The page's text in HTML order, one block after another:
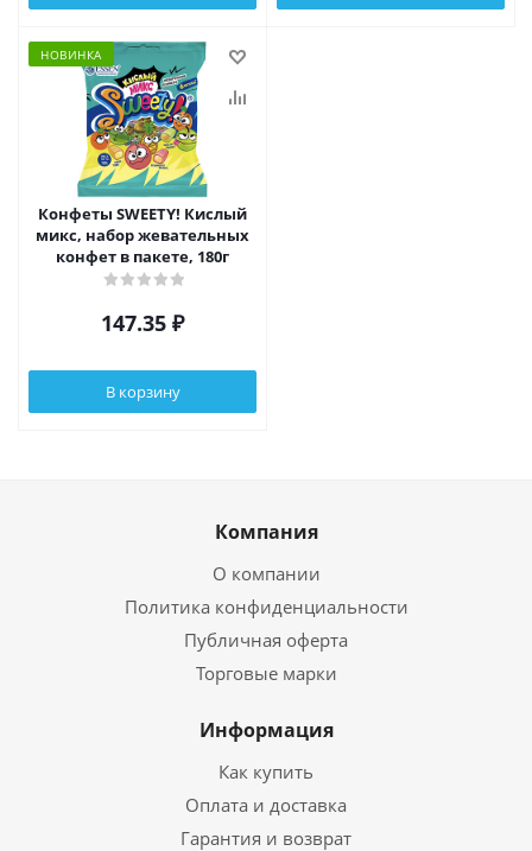
НОВИНКА
Конфеты SWEETY! Кислый
микс, набор жевательных
конфет в пакете, 180г
147.35 ₽
В корзину
Компания
О компании
Политика конфиденциальности
Публичная оферта
Торговые марки
Информация
Как купить
Оплата и доставка
Гарантия и возврат